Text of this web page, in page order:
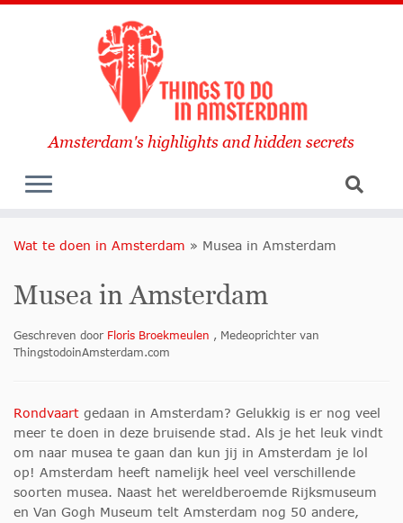
Amsterdam's highlights and hidden secrets
Wat te doen in Amsterdam » Musea in Amsterdam
Musea in Amsterdam
Geschreven door Floris Broekmeulen , Medeoprichter van
ThingstodoinAmsterdam.com
Rondvaart gedaan in Amsterdam? Gelukkig is er nog veel
meer te doen in deze bruisende stad. Als je het leuk vindt
om naar musea te gaan dan kun jij in Amsterdam je lol
op! Amsterdam heeft namelijk heel veel verschillende
soorten musea. Naast het wereldberoemde Rijksmuseum
en Van Gogh Museum telt Amsterdam nog 50 andere,